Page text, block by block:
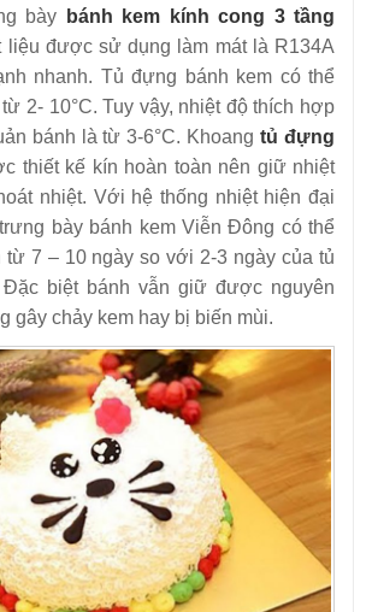
bày
bánh kem kính cong 3 tầng
liệu được sử dụng làm mát là R134A
nhanh. Tủ đựng bánh kem có thể
2- 10°C. Tuy vậy, nhiệt độ thích hợp
bánh là từ 3-6°C. Khoangtủ đựng
thiết kế kín hoàn toàn nên giữ nhiệt
nhiệt. Với hệ thống nhiệt hiện đại
bày bánh kem Viễn Đông có thể
từ 7 – 10 ngày so với 2-3 ngày của tủ
biệt bánh vẫn giữ được nguyên
gây chảy kem hay bị biến mùi.